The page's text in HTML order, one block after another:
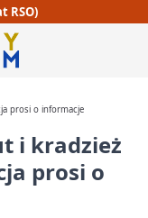
RSO)
prosi o informacje
i kradzież
prosi o